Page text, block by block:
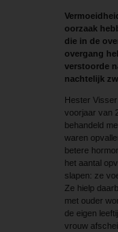
oorzaak
die in de
overgang
verstoorde
nachtelijk
Hester
voorjaar van
behandeld
waren
betere
het aantal
slapen: ze
Ze hielp
met ouder
de eigen
vrouw